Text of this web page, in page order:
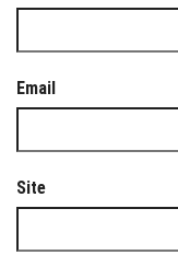
Email
Site